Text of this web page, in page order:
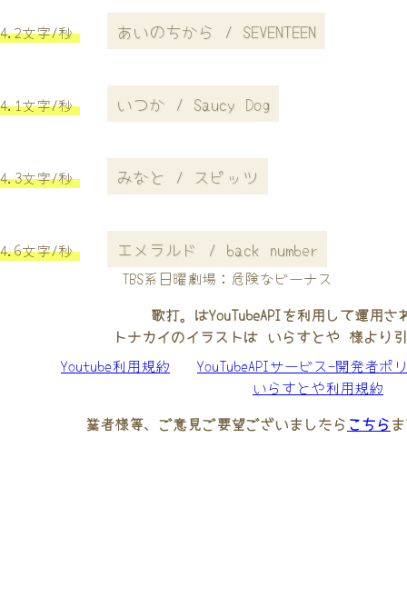
4.2文字/秒 あいのちから / SEVENTEEN
4.1文字/秒 いつか / Saucy Dog
4.3文字/秒 みなと / スピッツ
4.6文字/秒 エメラルド / back number
TBS系日曜劇場：危険なビーナス
歌打。はYouTubeAPIを利用して運用さ
トナカイのイラストは いらすとや 様より
Youtube利用規約
YouTubeAPIサービス-開発者ポ
いらすとや利用規約
業者様等、ご意見ご要望ございましたら こちら